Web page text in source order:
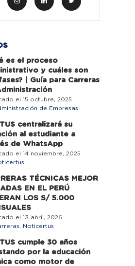
es el proceso
y cuáles son
| Guía para Carreras
el 15 octubre, 2025
de Empresas
centralizará su
al estudiante a
de WhatsApp
el 14 noviembre, 2025
TÉCNICAS MEJOR
EN EL PERÚ
LOS S/ 5.000
el 13 abril, 2026
, Noticertus
cumple 30 años
por la educación
como motor de